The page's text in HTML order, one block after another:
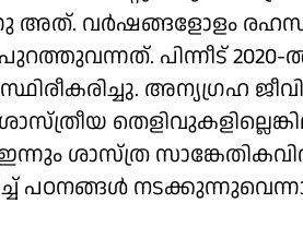
അത്. വര്‍ഷങ്ങളോളം
പിന്നീട്
അന്യഗ്രഹ
ശാസ്ത്ര
പഠനങ്ങള്‍